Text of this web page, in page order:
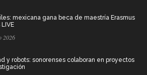
mexicana gana beca de maestría Erasmus
2026
y robots: sonorenses colaboran en proyectos